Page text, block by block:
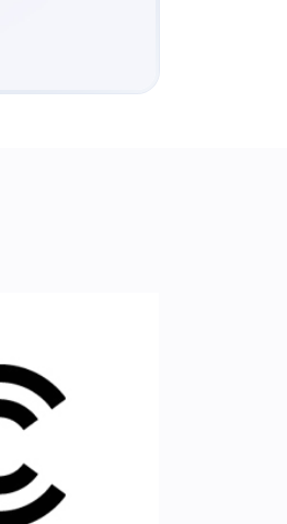
FCC
FCC,
нормы